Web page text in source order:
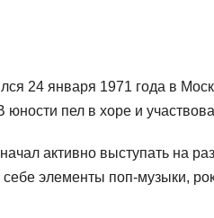
24 января 1971 года в
юности пел в хоре и
активно выступать на
элементы поп-музыки,